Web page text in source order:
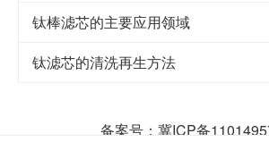
钛棒滤芯的主要应用领域
钛滤芯的清洗再生方法
备案号：冀ICP备